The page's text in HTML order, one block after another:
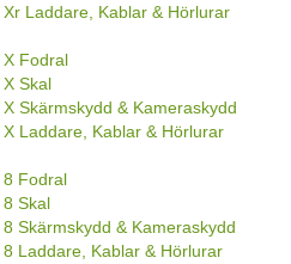
Xr Laddare, Kablar & Hörlurar
X Fodral
Skal
X Skärmskydd & Kameraskydd
X Laddare, Kablar & Hörlurar
8 Fodral
8 Skal
8 Skärmskydd & Kameraskydd
8 Laddare, Kablar & Hörlurar